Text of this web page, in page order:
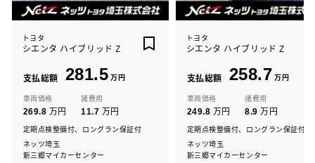
トヨタ
シエンタ ハイブリッド Z
支払総額 281.5 万円
車両価格
269.8 万円
諸費用
11.7 万円
定期点検整備付、ロングラン保証付
ネッツ埼玉
新三郷マイカーセンター
トヨタ
シエンタ ハイブリッド Z
支払総額 258.7 万円
車両価格
249.8 万円
諸費用
8.9 万円
定期点検整備付、ロングラン保証付
ネッツ埼玉
新三郷マイカーセンター